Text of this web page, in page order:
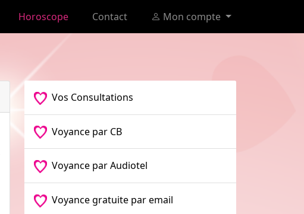
Horoscope Contact Mon compte
Vos Consultations
Voyance par CB
Voyance par Audiotel
Voyance gratuite par email